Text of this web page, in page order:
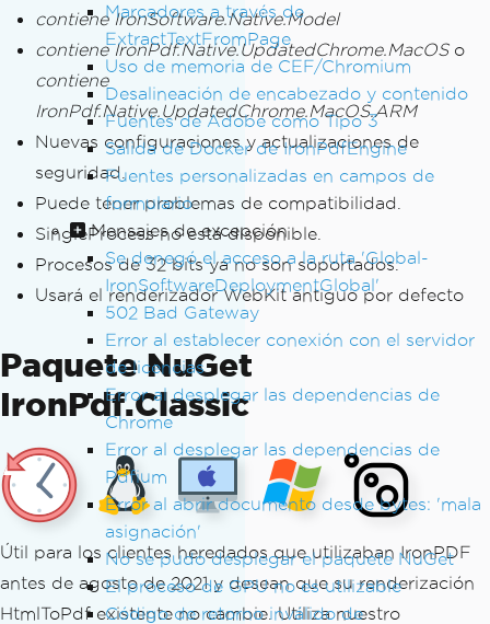
Marcadores a través de
ExtractTextFromPage
Uso de memoria de CEF/Chromium
Desalineación de encabezado y contenido
Fuentes de Adobe como Tipo 3
Salida de Docker de IronPdfEngine
Fuentes personalizadas en campos de
formulario
Mensajes de excepción
Se denegó el acceso a la ruta 'Global-
IronSoftwareDeploymentGlobal'
502 Bad Gateway
Error al establecer conexión con el servidor
de licencias
Error al desplegar las dependencias de
Chrome
Error al desplegar las dependencias de
Pdfium
Error al abrir documento desde bytes: 'mala
asignación'
No se pudo desplegar el paquete NuGet
El proceso de GPU no es utilizable
Código de retorno inválido de
contiene IronSoftware.Native.Model
contiene IronPdf.Native.UpdatedChrome.MacOSo
contiene
IronPdf.Native.UpdatedChrome.MacOS.ARM
Nuevas configuraciones y actualizaciones de
seguridad.
Puede tener problemas de compatibilidad.
SingleProcess no está disponible.
Procesos de 32 bits ya no son soportados.
Usará el renderizador WebKit antiguo por defecto
Paquete NuGet
IronPdf.Classic
Útil para los clientes heredados que utilizaban IronPDF
antes de agosto de 2021 y desean que su renderización
HtmlToPdf existente no cambie. Utiliza nuestro